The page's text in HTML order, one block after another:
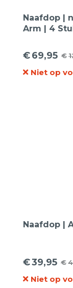
Naafdop |
Arm | 4
€
prijs
€69,95
Huidige
prijs
Niet op
Naafdop |
€
prijs
€39,95
Huidige
prijs
Niet op